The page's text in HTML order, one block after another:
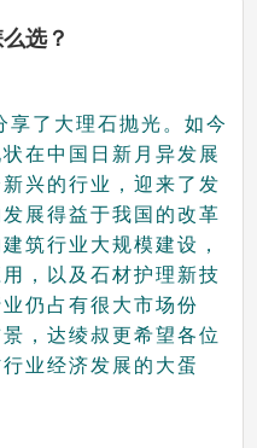
选？
了大理石抛光。如今
在中国日新月异发展
兴的行业，迎来了发
展得益于我国的改革
筑行业大规模建设，
，以及石材护理新技
仍占有很大市场份
，达绫叔更希望各位
业经济发展的大蛋